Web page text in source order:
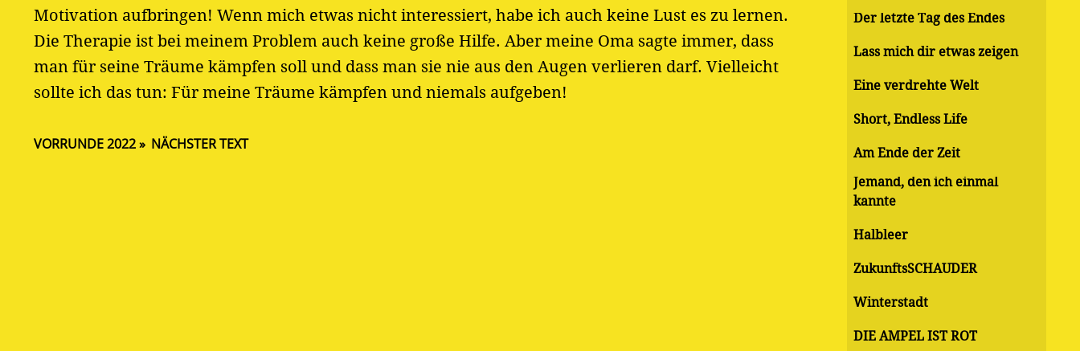
Motivation aufbringen! Wenn mich etwas nicht interessiert, habe ich auch keine Lust es zu lernen.
Die Therapie ist bei meinem Problem auch keine große Hilfe. Aber meine Oma sagte immer, dass
man für seine Träume kämpfen soll und dass man sie nie aus den Augen verlieren darf. Vielleicht
sollte ich das tun: Für meine Träume kämpfen und niemals aufgeben!
VORRUNDE 2022 NÄCHSTER TEXT
Der letzte Tag des Endes
Lass mich dir etwas zeigen
Eine verdrehte Welt
Short, Endless Life
Am Ende der Zeit
Jemand, den ich einmal
kannte
Halbleer
ZukunftsSCHAUDER
Winterstadt
DIE AMPEL IST ROT